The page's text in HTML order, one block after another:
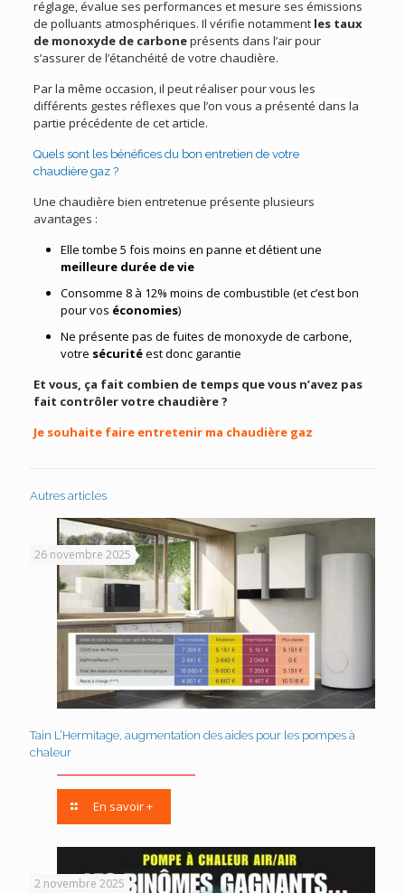
réglage, évalue ses performances et mesure ses émissions
de polluants atmosphériques. Il vérifie notamment les taux
de monoxyde de carboneprésents dans l’air pour
s’assurer de l’étanchéité de votre chaudière.
Par la même occasion, il peut réaliser pour vous les
différents gestes réflexes que l’on vous a présenté dans la
partie précédente de cet article.
Quels sont les bénéfices du bon entretien de votre
chaudière gaz ?
Une chaudière bien entretenue présente plusieurs
avantages :
Elle tombe 5 fois moins en panne et détient une
meilleure durée de vie
Consomme 8 à 12% moins de combustible (et c’est bon
pour vos économies)
Ne présente pas de fuites de monoxyde de carbone,
votre sécuritéest donc garantie
Et vous, ça fait combien de temps que vous n’avez pas
fait contrôler votre chaudière ?
Je souhaite faire entretenir ma chaudière gaz
Autres articles
26 novembre 2025
Tain L’Hermitage, augmentation des aides pour les pompes à
chaleur
En savoir +
2 novembre 2025